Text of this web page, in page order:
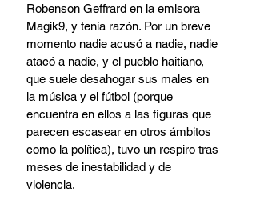
Robenson Geffrard en la emisora
Magik9, y tenía razón. Por un breve
momento nadie acusó a nadie, nadie
atacó a nadie, y el pueblo haitiano,
que suele desahogar sus males en
la música y el fútbol (porque
encuentra en ellos a las figuras que
parecen escasear en otros ámbitos
como la política), tuvo un respiro tras
meses de inestabilidad y de
violencia.